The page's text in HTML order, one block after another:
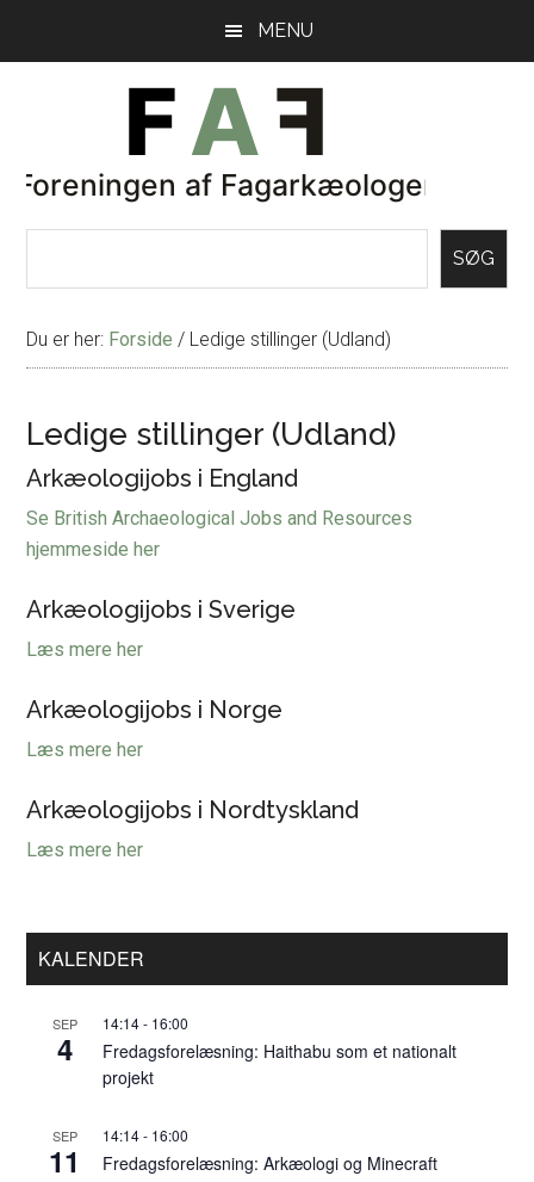
MENU
SØG
Du er her: Forside / Ledige stillinger (Udland)
Ledige stillinger (Udland)
Arkæologijobs i England
Se British Archaeological Jobs and Resources
hjemmeside her
Arkæologijobs i Sverige
Læs mere her
Arkæologijobs i Norge
Læs mere her
Arkæologijobs i Nordtyskland
Læs mere her
Primær
Sidebar
KALENDER
SEP
4
14:14- 16:00
Fredagsforelæsning: Haithabu som et nationalt
projekt
SEP
11
14:14- 16:00
Fredagsforelæsning: Arkæologi og Minecraft